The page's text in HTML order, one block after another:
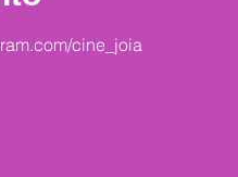
cine_joia